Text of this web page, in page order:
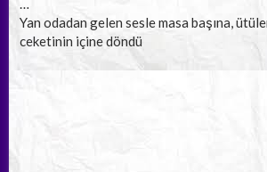
Yan odadan gelen sesle masa başına,
ceketinin içine döndü